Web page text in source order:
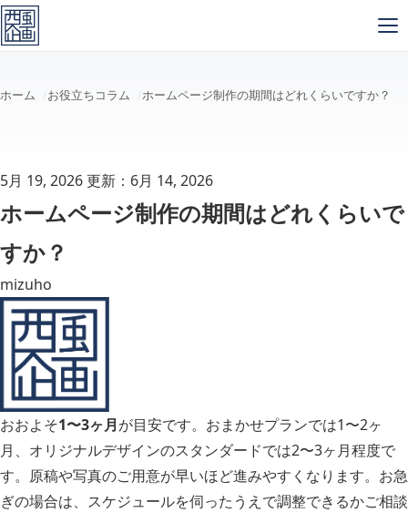
メインコンテンツへスキップ
ホーム お役立ちコラム ホームページ制作の期間はどれくらいですか？
5月 19, 2026更新：6月 14, 2026
ホームページ制作の期間はどれくらいで
すか？
mizuho
おおよそ1〜3ヶ月が目安です。おまかせプランでは1〜2ヶ
月、オリジナルデザインのスタンダードでは2〜3ヶ月程度で
す。原稿や写真のご用意が早いほど進みやすくなります。お急
ぎの場合は、スケジュールを伺ったうえで調整できるかご相談